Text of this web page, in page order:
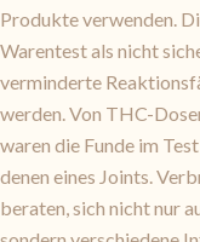
Produkte verwenden.
Warentest als nicht
verminderte
werden. Von THC-
waren die Funde im
denen eines Joints.
beraten, sich nicht nur